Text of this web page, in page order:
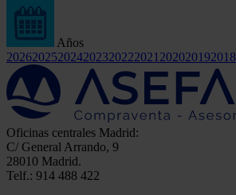
Años
202620252024202320222021 202020192018
Oficinas centrales Madrid:
C/ General Arrando, 9
28010 Madrid.
Telf.: 914 488 422